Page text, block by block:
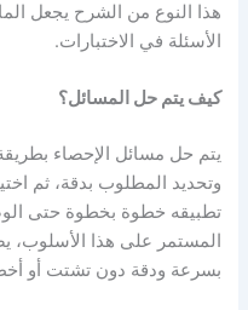
هذا النوع من الشرح يجعل
الأسئلة في الاختبارات.
كيف يتم حل المسائل؟
يتم حل مسائل الإحصاء
وتحديد المطلوب بدقة، ثم
تطبيقه خطوة بخطوة حتى
المستمر على هذا الأسلوب،
بسرعة ودقة دون تشتت أو